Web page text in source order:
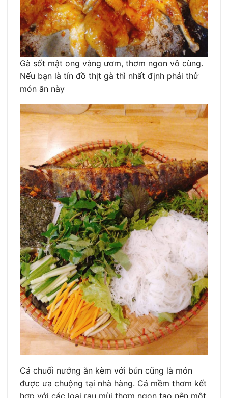
Gà sốt mật ong vàng ươm, thơm ngon vô cùng.
Nếu bạn là tín đồ thịt gà thì nhất định phải thử
món ăn này
Cá chuối nướng ăn kèm với bún cũng là món
được ưa chuộng tại nhà hàng. Cá mềm thơm kết
hợp với các loại rau mùi thơm ngon tạo nên một